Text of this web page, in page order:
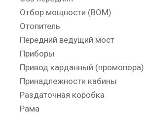
Отбор мощности (ВОМ)
Отопитель
Передний ведущий мост
Приборы
Привод карданный (промопора)
Принадлежности кабины
Раздаточная коробка
Рама